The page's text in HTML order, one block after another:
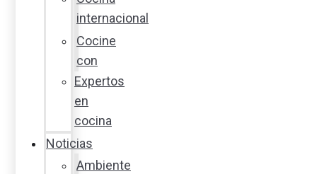
internacional
Cocine
con
Expertos
en
cocina
Noticias
Ambiente